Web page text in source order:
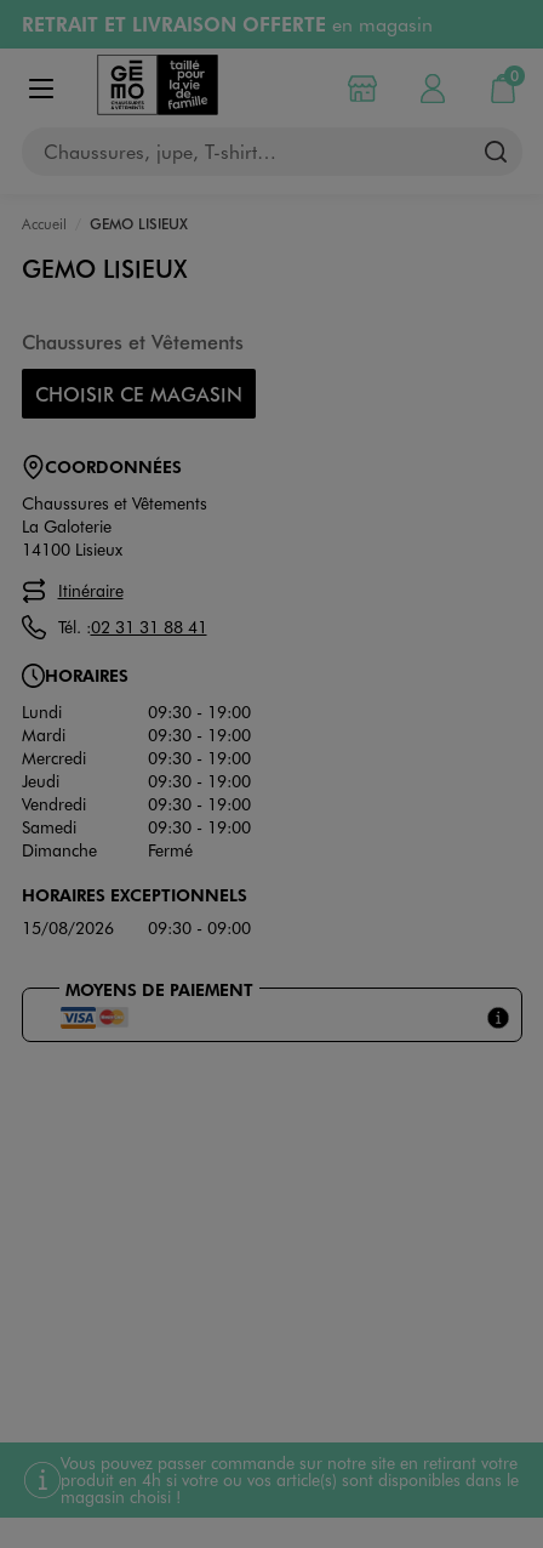
Aller au contenu principal
Aller à la navigation
RETRAIT ET LIVRAISON OFFERTE en magasin
Retours OFFERTSpendant 30 jours
PAYEZ EN 3x SANS FRAIS
RÉSERVATION GRATUITE
Afficher le menu
Chaussures, jupe, T-shirt…
Choisir mon magasin
Mon compte
0
Mon
Accueil GEMO LISIEUX
GEMO LISIEUX
Chaussures et Vêtements
CHOISIR CE MAGASIN
COORDONNÉES
Chaussures et Vêtements
La Galoterie
14100 Lisieux
Itinéraire
Tél. :02 31 31 88 41
HORAIRES
Lundi
09:30 - 19:00
Mardi
09:30 - 19:00
Mercredi
09:30 - 19:00
Jeudi
09:30 - 19:00
Vendredi
09:30 - 19:00
Samedi
09:30 - 19:00
Dimanche
Fermé
HORAIRES EXCEPTIONNELS
15/08/2026 09:30 - 09:00
MOYENS DE PAIEMENT
Vous pouvez passer commande sur notre site en retirant votre
produit en 4h si votre ou vos article(s) sont disponibles dans le
magasin choisi !